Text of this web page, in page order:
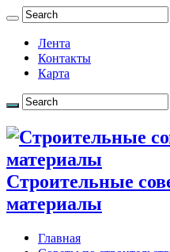
Лента
Контакты
Карта
Строительные
материалы
Главная